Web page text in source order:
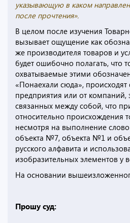
указывающую в каком
после прочтения».
В целом после изучения
вызывает ощущение как
же производителя товаров и
будет ошибочно полагать, что
охватываемые этими
«Понаехали сюда», происходят
предприятия или от компаний,
связанных между собой, что
относительно происхождения
несмотря на выполнение слово
объекта №7, объекта №1 и
русского алфавита и
изобразительных элементов у
На основании
Прошу суд: